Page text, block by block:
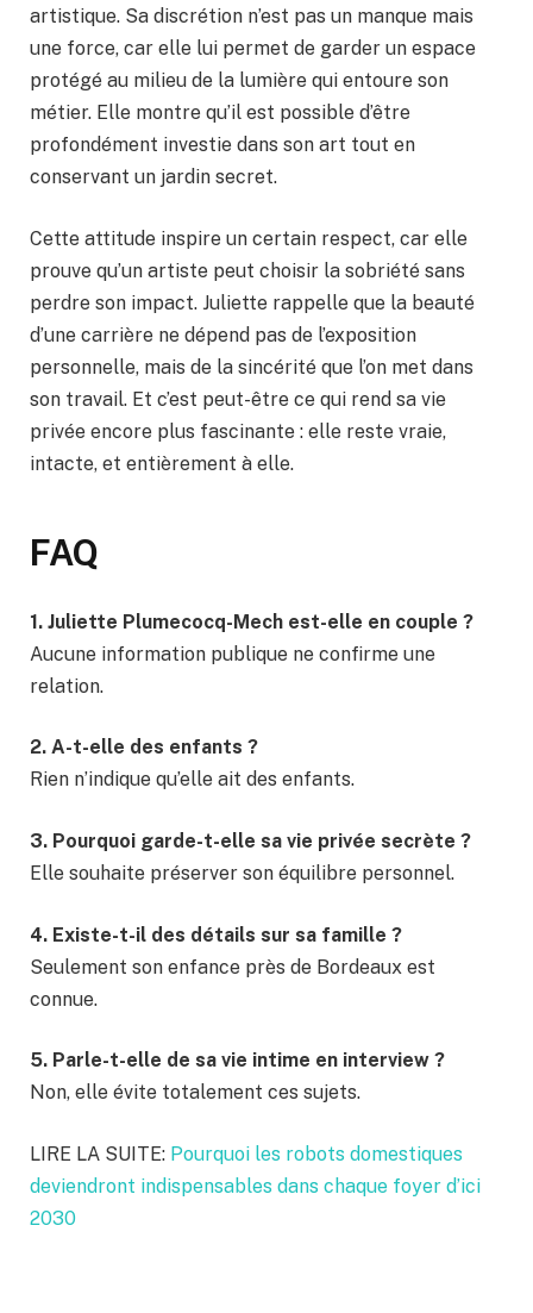
artistique. Sa discrétion n’est pas un manque mais
une force, car elle lui permet de garder un espace
protégé au milieu de la lumière qui entoure son
métier. Elle montre qu’il est possible d’être
profondément investie dans son art tout en
conservant un jardin secret.
Cette attitude inspire un certain respect, car elle
prouve qu’un artiste peut choisir la sobriété sans
perdre son impact. Juliette rappelle que la beauté
d’une carrière ne dépend pas de l’exposition
personnelle, mais de la sincérité que l’on met dans
son travail. Et c’est peut-être ce qui rend sa vie
privée encore plus fascinante : elle reste vraie,
intacte, et entièrement à elle.
FAQ
1. Juliette Plumecocq-Mech est-elle en couple ?
Aucune information publique ne confirme une
relation.
2. A-t-elle des enfants ?
Rien n’indique qu’elle ait des enfants.
3. Pourquoi garde-t-elle sa vie privée secrète ?
Elle souhaite préserver son équilibre personnel.
4. Existe-t-il des détails sur sa famille ?
Seulement son enfance près de Bordeaux est
connue.
5. Parle-t-elle de sa vie intime en interview ?
Non, elle évite totalement ces sujets.
LIRE LA SUITE: Pourquoi les robots domestiques
deviendront indispensables dans chaque foyer d’ici
2030